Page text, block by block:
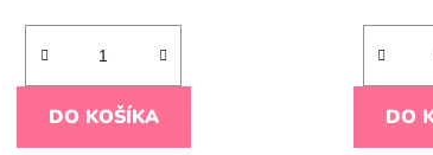
DO KOŠÍKA DO